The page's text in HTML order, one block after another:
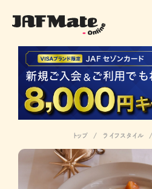
トップ ライフスタイル